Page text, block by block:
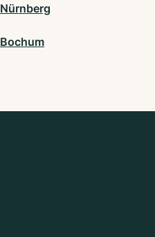
Nürnberg
Bochum